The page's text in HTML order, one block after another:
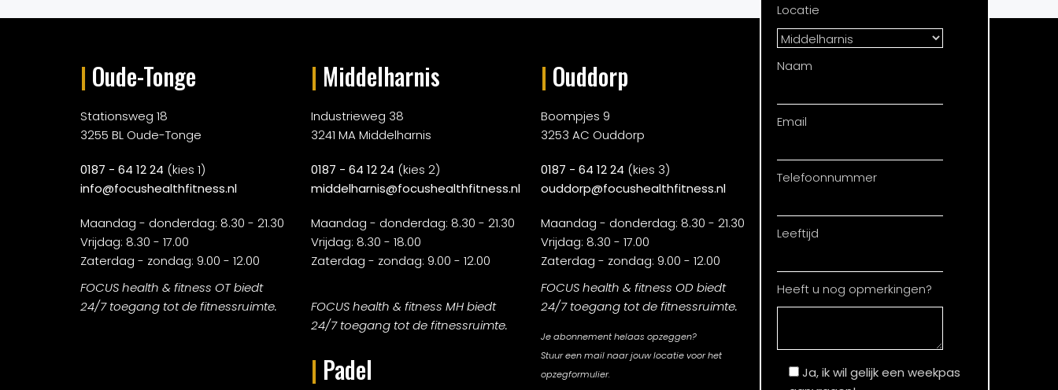
| Oude-Tonge
Stationsweg 18
3255 BL Oude-Tonge
0187 - 64 12 24 (kies 1)
info@focushealthfitness.nl
Maandag - donderdag: 8.30 - 21.30
Vrijdag: 8.30 - 17.00
Zaterdag - zondag: 9.00 - 12.00
FOCUS health & fitness OT biedt
24/7 toegang tot de fitnessruimte.
| Middelharnis
Industrieweg 38
3241 MA Middelharnis
0187 - 64 12 24 (kies 2)
middelharnis@focushealthfitness.nl
Maandag - donderdag: 8.30 - 21.30
Vrijdag: 8.30 - 18.00
Zaterdag - zondag: 9.00 - 12.00
FOCUS health & fitness MH biedt
24/7 toegang tot de fitnessruimte.
| Padel
| Ouddorp
Boompjes 9
3253 AC Ouddorp
0187 - 64 12 24 (kies 3)
ouddorp@focushealthfitness.nl
Maandag - donderdag: 8.30 - 21.30
Vrijdag: 8.30 - 17.00
Zaterdag - zondag: 9.00 - 12.00
FOCUS health & fitness OD biedt
24/7 toegang tot de fitnessruimte.
Je abonnement helaas opzeggen?
Stuur een mail naar jouw locatie voor het
opzegformulier.
Locatie
Naam
Email
Telefoonnummer
Leeftijd
Heeft u nog opmerkingen?
Ja, ik wil gelijk een weekpas